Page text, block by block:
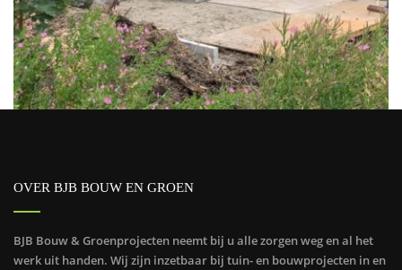
OVER BJB BOUW EN GROEN
BJB Bouw & Groenprojecten neemt bij u alle zorgen weg en al het
werk uit handen. Wij zijn inzetbaar bij tuin- en bouwprojecten in en